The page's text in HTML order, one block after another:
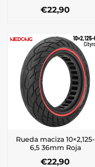
€22,90
Rueda maciza 10×2,125-
6,5 36mm Roja
€22,90